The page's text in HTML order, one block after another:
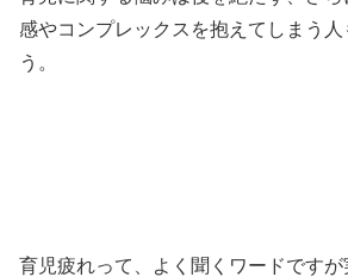
感やコンプレックスを抱えてしまう人
う。
育児疲れって、よく聞くワードです